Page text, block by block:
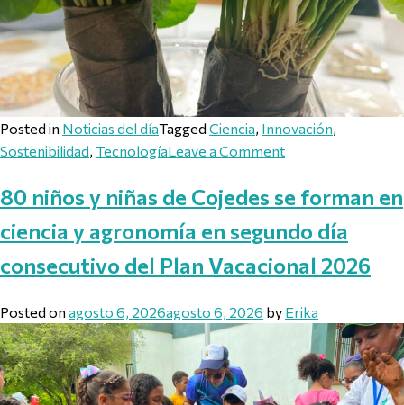
Posted in Noticias del díaTagged Ciencia, Innovación,
Sostenibilidad, TecnologíaLeave a Commenton ACAV
80 niños y niñas de Cojedes se forman en
ciencia y agronomía en segundo día
consecutivo del Plan Vacacional 2026
Posted on agosto 6, 2026agosto 6, 2026 by Erika